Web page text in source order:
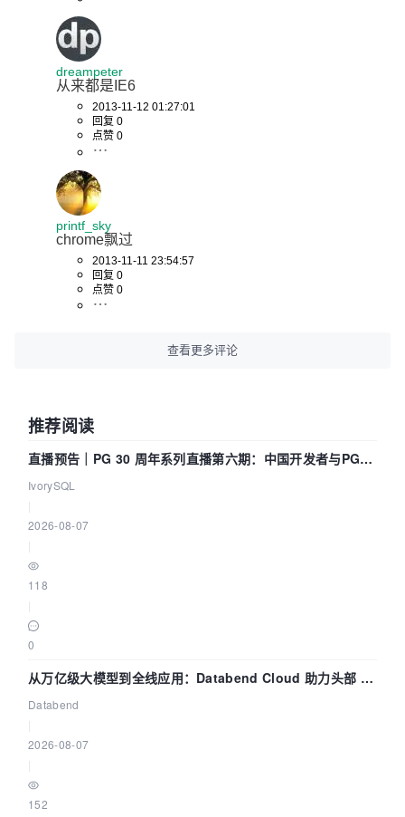
dreampeter
从来都是IE6
2013-11-12 01:27:01
回复 0
点赞 0
printf_sky
chrome飘过
2013-11-11 23:54:57
回复 0
点赞 0
查看更多评论
推荐阅读
直播预告｜PG 30 周年系列直播第六期：中国开发者与PG内
核——我们改得动吗？我们贡献了什么？
IvorySQL
2026-08-07
118
0
从万亿级大模型到全线应用：Databend Cloud 助力头部 AI
企业构建全链路 Trace 数据管道
Databend
2026-08-07
152